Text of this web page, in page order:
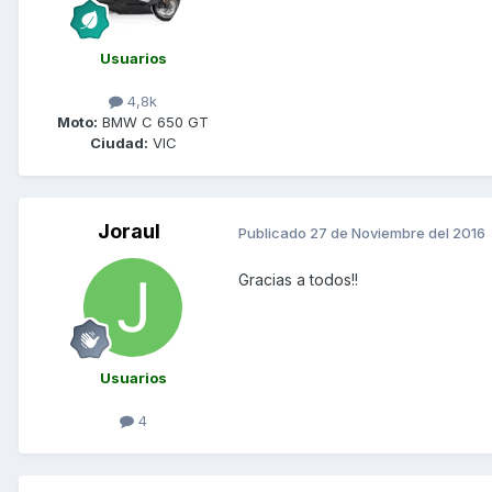
Usuarios
4,8k
Moto: BMW C 650 GT
Ciudad: VIC
Joraul
Usuarios
4
Publicado 27 de Noviembre del 2016
Gracias a todos!!